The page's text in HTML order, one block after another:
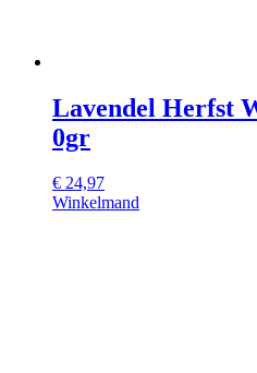
Lavendel Herfst
0gr
€ 24,97
Winkelmand